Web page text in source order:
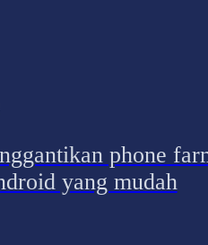
phone
yang mudah